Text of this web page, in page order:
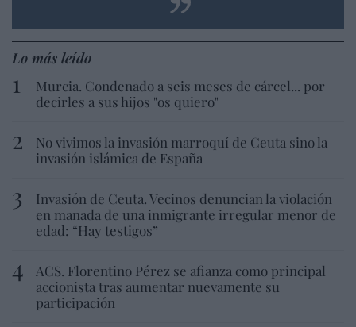
Lo más leído
Murcia. Condenado a seis meses de cárcel... por
decirles a sus hijos "os quiero"
No vivimos la invasión marroquí de Ceuta sino la
invasión islámica de España
Invasión de Ceuta. Vecinos denuncian la violación
en manada de una inmigrante irregular menor de
edad: “Hay testigos”
ACS. Florentino Pérez se afianza como principal
accionista tras aumentar nuevamente su
participación